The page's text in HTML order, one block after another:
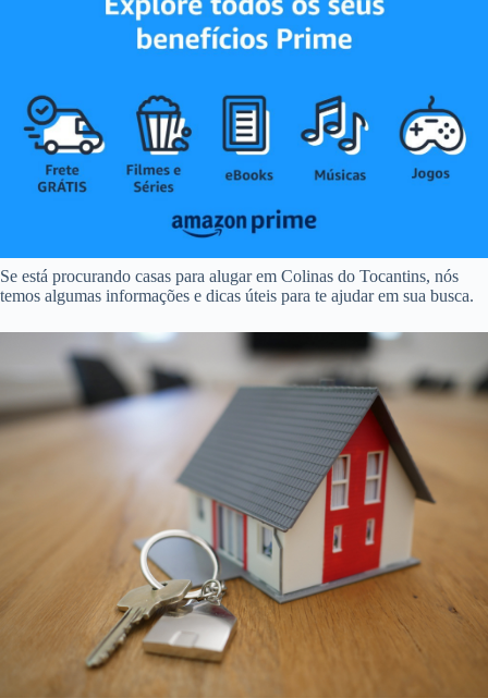
Se está procurando casas para alugar em Colinas do Tocantins, nós
temos algumas informações e dicas úteis para te ajudar em sua busca.